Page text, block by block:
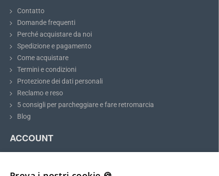
Contatto
Domande frequenti
Perché acquistare da noi
Spedizione e pagamento
Come acquistare
Termini e condizioni
Protezione dei dati personali
Reclamo e reso
5 consigli per parcheggiare e fare retromarcia
Blog
ACCOUNT